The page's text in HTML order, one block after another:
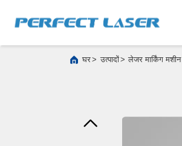
घर> उत्पादों> लेजर मार्किंग मशीन